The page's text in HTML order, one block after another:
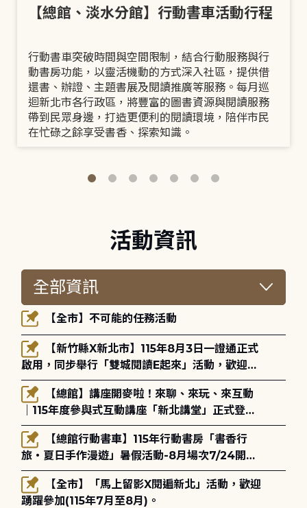
【總館、淡水分館】行動書車活動行程
行動書車突破時間與空間限制，結合行動服務與行
動書房功能，以靈活機動的方式深入社區，提供借
還書、辦證、主題書展及閱讀推廣等服務。每月巡
迴新北市各行政區，將豐富的圖書資源與閱讀服務
帶到民眾身邊，打造更便利的閱讀環境，陪伴市民
在忙碌之餘享受書香、探索知識。
活動資訊
【全市】不可能的任務活動
啟用，同步舉行「雙城閱讀E起來」活動，歡迎踴
躍參加(115年8月3日至10月4日)。
｜115年度參與式互動講座「新北講堂」正式登
場！
旅・夏日手作漫遊」暑假活動-8月場次7/24開始
報名
踴躍參加(115年7月至8月)。